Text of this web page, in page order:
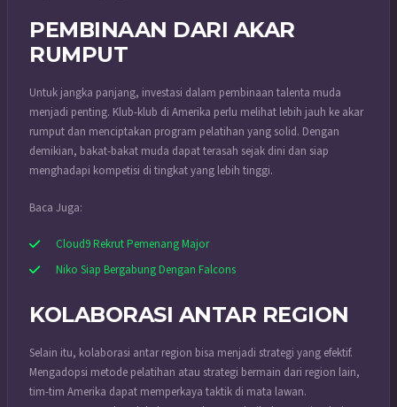
PEMBINAAN DARI AKAR
RUMPUT
Untuk jangka panjang, investasi dalam pembinaan talenta muda
menjadi penting. Klub-klub di Amerika perlu melihat lebih jauh ke akar
rumput dan menciptakan program pelatihan yang solid. Dengan
demikian, bakat-bakat muda dapat terasah sejak dini dan siap
menghadapi kompetisi di tingkat yang lebih tinggi.
Baca Juga:
Cloud9 Rekrut Pemenang Major
Niko Siap Bergabung Dengan Falcons
KOLABORASI ANTAR REGION
Selain itu, kolaborasi antar region bisa menjadi strategi yang efektif.
Mengadopsi metode pelatihan atau strategi bermain dari region lain,
tim-tim Amerika dapat memperkaya taktik di mata lawan.